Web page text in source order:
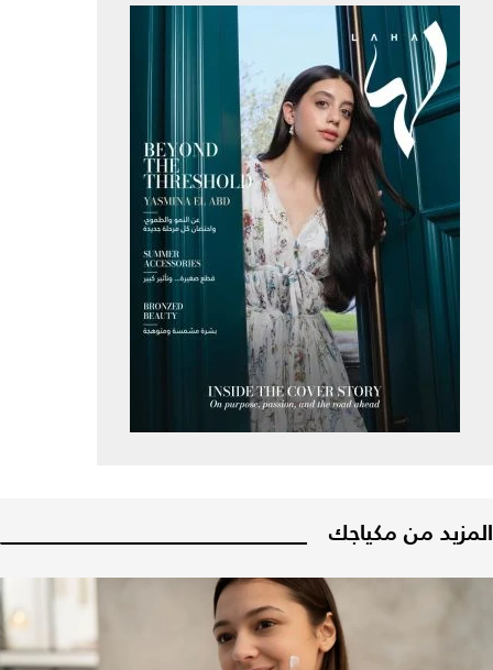
المزيد من مكياجك